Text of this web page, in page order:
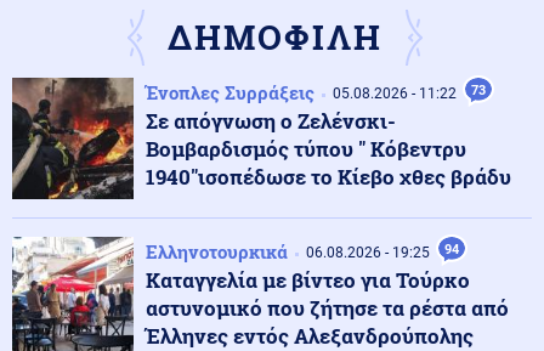
Πολιτική
Θεοδωρικάκος: «Συμβάλλουμε στην εθνική ασφάλεια
της πατρίδας μας με νέο αναπτυξιακό καθεστώς για
την Άμυνα»
Κινεζικές μυστικές υπηρεσίες «δείχνουν» τη Μοσάντ
για την υβριδική εισβολή στη Θέουτα
Κόσμος 07.08.2026 - 10:07
ΔΗΜΟΦΙΛΗ
Ένοπλες Συρράξεις 05.08.2026 - 11:22 73
Σε απόγνωση ο Ζελένσκι-
Βομβαρδισμός τύπου " Κόβεντρυ
1940"ισοπέδωσε το Κίεβο χθες βράδυ
Ελληνοτουρκικά 06.08.2026 - 19:25 94
Καταγγελία με βίντεο για Τούρκο
αστυνομικό που ζήτησε τα ρέστα από
Έλληνες εντός Αλεξανδρούπολης